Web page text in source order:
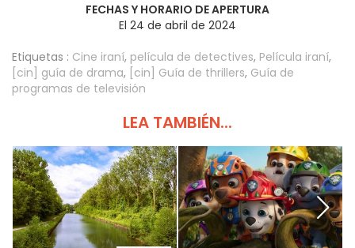
FECHAS Y HORARIO DE APERTURA
El 24 de abril de 2024
Etiquetas : Cine iraní, película de detectives, Película iraní,
[cin] guía de drama, [cin] Guía de thrillers, Guía de
programas de televisión
LEA TAMBIÉN...